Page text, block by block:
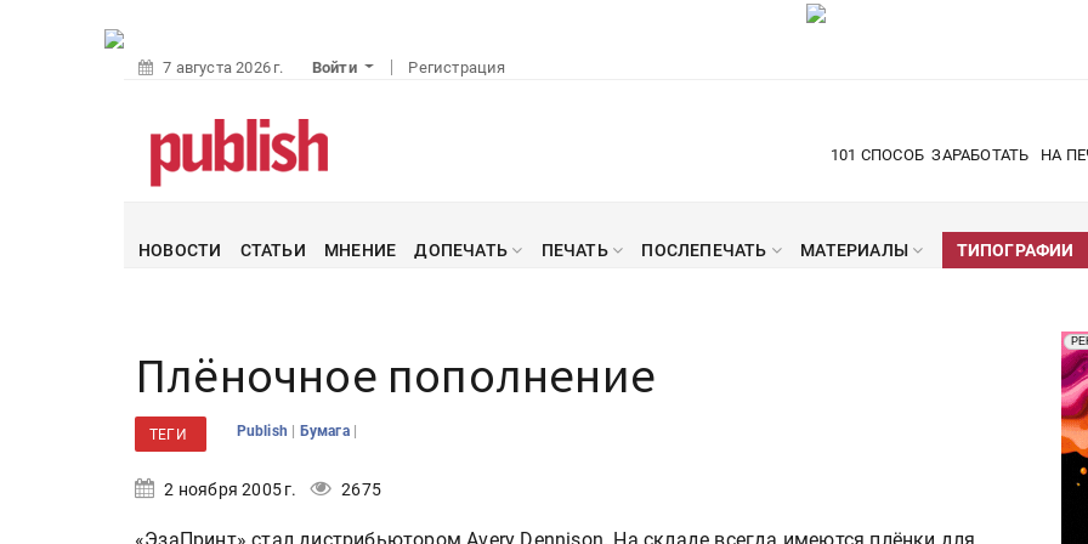
7 августа 2026 г. Войти Регистрация
101 СПОСОБ ЗАРАБОТАТЬ НА
НОВОСТИ СТАТЬИ МНЕНИЕ ДОПЕЧАТЬ ПЕЧАТЬ ПОСЛЕПЕЧАТЬ МАТЕРИАЛЫ ТИПОГРАФИИ
Плёночное пополнение
ТЕГИ Publish | Бумага |
2 ноября 2005 г. 2675